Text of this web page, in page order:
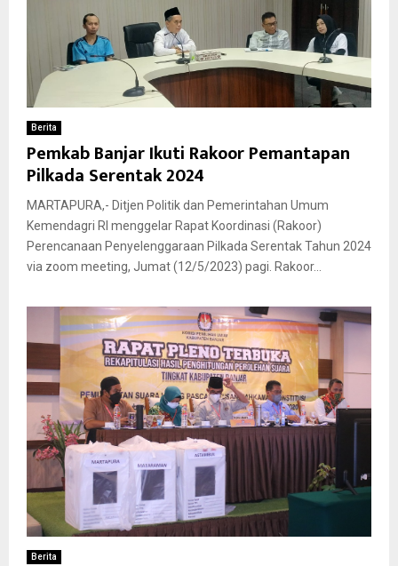
Berita
Pemkab Banjar Ikuti Rakoor Pemantapan
Pilkada Serentak 2024
MARTAPURA,- Ditjen Politik dan Pemerintahan Umum
Kemendagri RI menggelar Rapat Koordinasi (Rakoor)
Perencanaan Penyelenggaraan Pilkada Serentak Tahun 2024
via zoom meeting, Jumat (12/5/2023) pagi. Rakoor...
Berita